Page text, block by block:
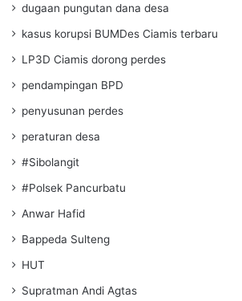
dugaan pungutan dana desa
kasus korupsi BUMDes Ciamis terbaru
LP3D Ciamis dorong perdes
pendampingan BPD
penyusunan perdes
peraturan desa
#Sibolangit
#Polsek Pancurbatu
Anwar Hafid
Bappeda Sulteng
HUT
Supratman Andi Agtas